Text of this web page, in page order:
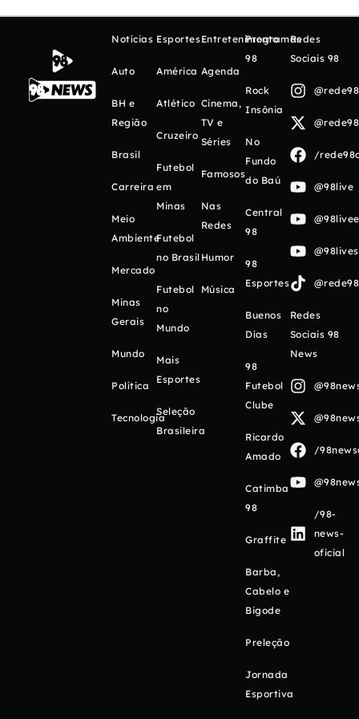
Notícias
Auto
BH e
Região
Brasil
Carreira
Meio
Ambiente
Mercado
Minas
Gerais
Mundo
Política
Tecnologia
Esportes
América
Atlético
Cruzeiro
Futebol
em
Minas
Futebol
no Brasil
Futebol
no
Mundo
Mais
Esportes
Seleção
Brasileira
Entretenimento
Agenda
Cinema,
TV e
Séries
Famosos
Nas
Redes
Humor
Música
Programas
98
Rock
Insônia
No
Fundo
do Baú
Central
98
98
Esportes
Buenos
Días
98
Futebol
Clube
Ricardo
Amado
Catimba
98
Graffite
Barba,
Cabelo e
Bigode
Preleção
Jornada
Esportiva
Redes
Sociais 98
/
@98live
Redes
Sociais 98
News
/
/98-
news-
oficial